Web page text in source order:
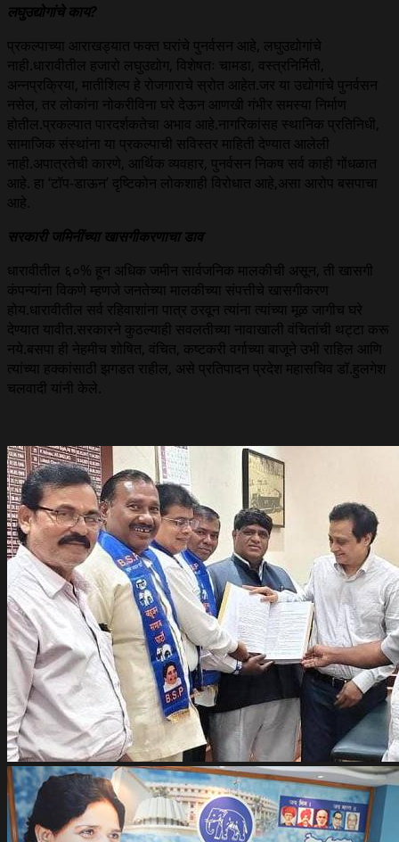
लघुउद्योगांचे काय?
प्रकल्पाच्या आराखड्यात फक्त घरांचे पुनर्वसन आहे, लघुउद्योगांचे
नाही.धारावीतील हजारो लघुउद्योग, विशेषतः चामडा, वस्त्रनिर्मिती,
अन्नप्रक्रिया, मातीशिल्प हे रोजगाराचे स्रोत आहेत.जर या उद्योगांचे पुनर्वसन
नसेल, तर लोकांना नोकरीविना घरे देऊन आणखी गंभीर समस्या निर्माण
होतील.प्रकल्पात पारदर्शकतेचा अभाव आहे.नागरिकांसह स्थानिक प्रतिनिधी,
सामाजिक संस्थांना या प्रकल्पाची सविस्तर माहिती देण्यात आलेली
नाही.अपात्रतेची कारणे, आर्थिक व्यवहार, पुनर्वसन निकष सर्व काही गोंधळात
आहे. हा ‘टॉप-डाऊन’ दृष्टिकोन लोकशाही विरोधात आहे,असा आरोप बसपाचा
आहे.
सरकारी जमिनींच्या खासगीकरणाचा डाव
धारावीतील ६०% हून अधिक जमीन सार्वजनिक मालकीची असून, ती खासगी
कंपन्यांना विकणे म्हणजे जनतेच्या मालकीच्या संपत्तीचे खासगीकरण
होय.धारावीतील सर्व रहिवाशांना पात्र ठरवून त्यांना त्यांच्या मूळ जागीच घरे
देण्यात यावीत.सरकारने कुठल्याही सवलतीच्या नावाखाली वंचितांची थट्टा करू
नये.बसपा ही नेहमीच शोषित, वंचित, कष्टकरी वर्गाच्या बाजूने उभी राहिल आणि
त्यांच्या हक्कांसाठी झगडत राहील, असे प्रतिपादन प्रदेश महासचिव डॉ.हुलगेश
चलवादी यांनी केले.